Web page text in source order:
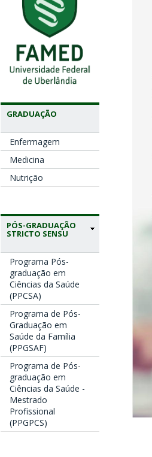
GRADUAÇÃO
Enfermagem
Medicina
Nutrição
PÓS-GRADUAÇÃO
STRICTO SENSU
Programa Pós-
graduação em
Ciências da Saúde
(PPCSA)
Programa de Pós-
Graduação em
Saúde da Família
(PPGSAF)
Programa de Pós-
graduação em
Ciências da Saúde -
Mestrado
Profissional
(PPGPCS)